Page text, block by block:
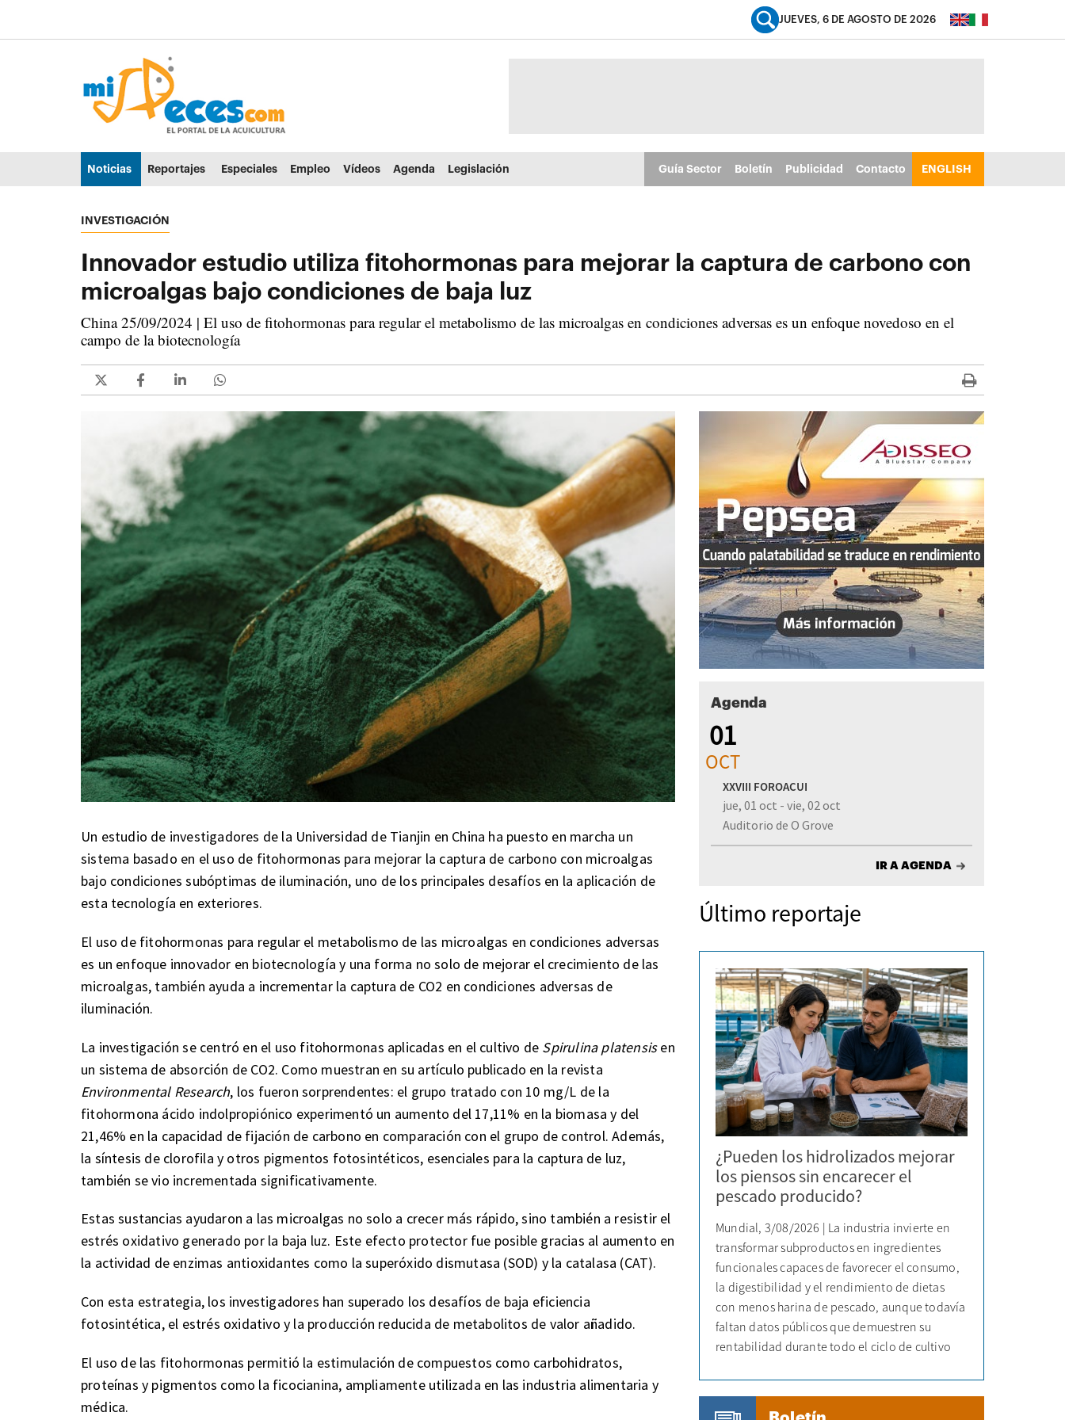
Ir al menú principal (alt + u)
JUEVES, 6 DE AGOSTO DE 2026
Noticias Reportajes Especiales Empleo Vídeos Agenda Legislación Guía Sector Boletín Publicidad Contacto ENGLISH
INVESTIGACIÓN
Innovador estudio utiliza fitohormonas para mejorar la captura de carbono con
microalgas bajo condiciones de baja luz
China 25/09/2024 | El uso de fitohormonas para regular el metabolismo de las microalgas en condiciones adversas es un enfoque novedoso en el
campo de la biotecnología
Un estudio de investigadores de la Universidad de Tianjin en China ha puesto en marcha un
sistema basado en el uso de fitohormonas para mejorar la captura de carbono con microalgas
bajo condiciones subóptimas de iluminación, uno de los principales desafíos en la aplicación de
esta tecnología en exteriores.
El uso de fitohormonas para regular el metabolismo de las microalgas en condiciones adversas
es un enfoque innovador en biotecnología y una forma no solo de mejorar el crecimiento de las
microalgas, también ayuda a incrementar la captura de CO2 en condiciones adversas de
iluminación.
La investigación se centró en el uso fitohormonas aplicadas en el cultivo de Spirulina platensisen
un sistema de absorción de CO2. Como muestran en su artículo publicado en la revista
Environmental Research, los fueron sorprendentes: el grupo tratado con 10 mg/L de la
fitohormona ácido indolpropiónico experimentó un aumento del 17,11% en la biomasa y del
21,46% en la capacidad de fijación de carbono en comparación con el grupo de control. Además,
la síntesis de clorofila y otros pigmentos fotosintéticos, esenciales para la captura de luz,
también se vio incrementada significativamente.
Estas sustancias ayudaron a las microalgas no solo a crecer más rápido, sino también a resistir el
estrés oxidativo generado por la baja luz. Este efecto protector fue posible gracias al aumento en
la actividad de enzimas antioxidantes como la superóxido dismutasa (SOD) y la catalasa (CAT).
Con esta estrategia, los investigadores han superado los desafíos de baja eficiencia
fotosintética, el estrés oxidativo y la producción reducida de metabolitos de valor añadido.
El uso de las fitohormonas permitió la estimulación de compuestos como carbohidratos,
proteínas y pigmentos como la ficocianina, ampliamente utilizada en las industria alimentaria y
médica.
Agenda
01
OCT
XXVIII FOROACUI
jue, 01 oct - vie, 02 oct
Auditorio de O Grove
IR A AGENDA
Último reportaje
¿Pueden los hidrolizados mejorar
los piensos sin encarecer el
pescado producido?
Mundial, 3/08/2026 | La industria invierte en
transformar subproductos en ingredientes
funcionales capaces de favorecer el consumo,
la digestibilidad y el rendimiento de dietas
con menos harina de pescado, aunque todavía
faltan datos públicos que demuestren su
rentabilidad durante todo el ciclo de cultivo